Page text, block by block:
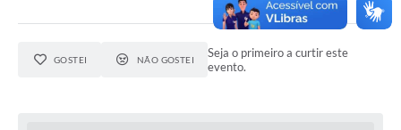
GOSTEI NÃO GOSTEI
Seja o primeiro a curtir este
evento.